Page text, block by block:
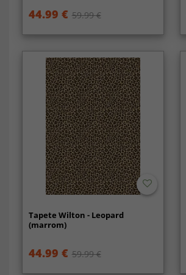
44.99 € 59.99 €
Tapete Wilton - Leopard
(marrom)
44.99 € 59.99 €